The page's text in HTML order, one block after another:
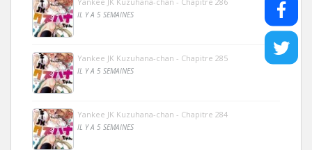
IL Y A 5 SEMAINES
Yankee JK Kuzuhana-chan - Chapitre 285
IL Y A 5 SEMAINES
Yankee JK Kuzuhana-chan - Chapitre 284
IL Y A 5 SEMAINES